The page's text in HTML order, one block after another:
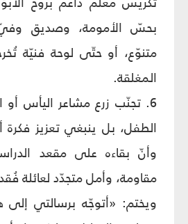
بحسّ الأمومة، وصديق
متنوّع، أو حتّى لوحة فنيّة
المغلقة.
6. تجنّب زرع مشاعر اليأس
الطفل، بل ينبغي تعزيز
وأنّ بقاءه على مقعد
مقاومة، وأمل متجدّد لعائلة
ويختم: «أتوجّه برسالتي